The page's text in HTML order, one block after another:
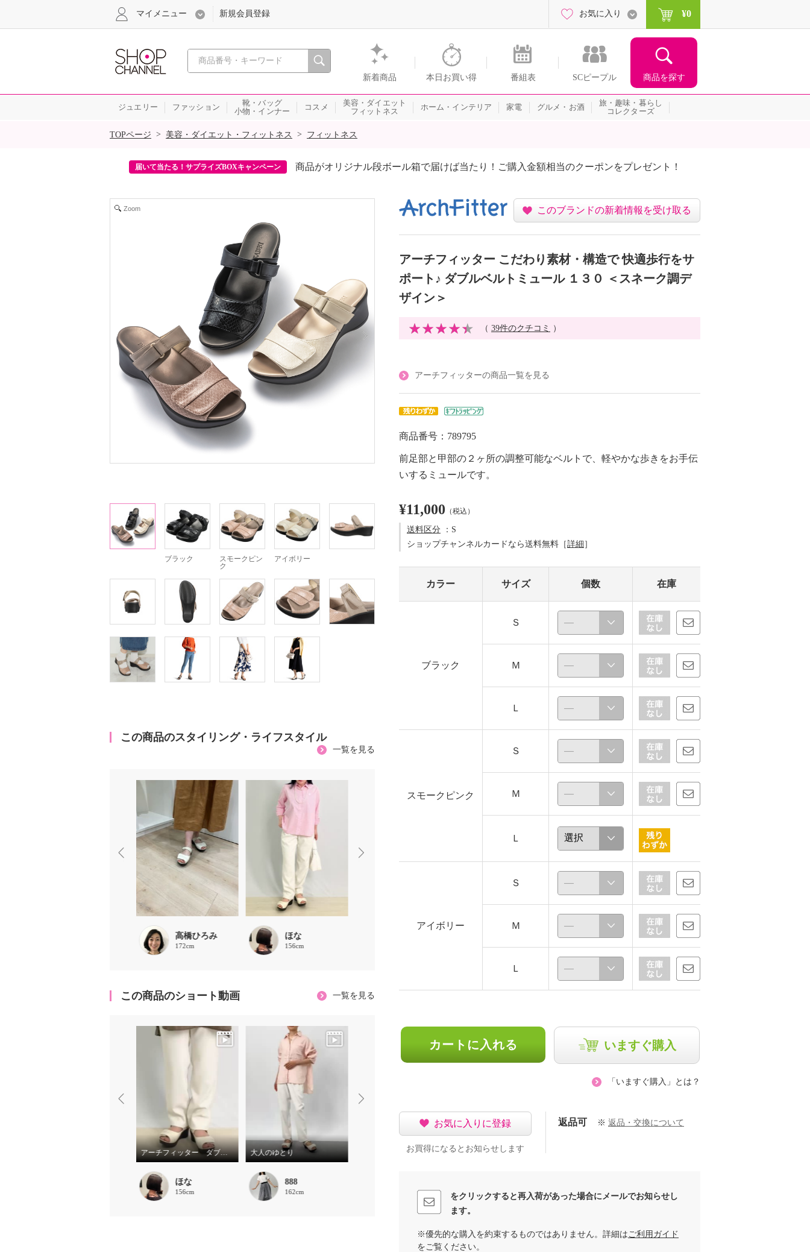
心おどる、瞬間を。通販・テレビショッピングのショップチャンネル
新着商品 本日お買い得 番組表 SCピープル 商品を探す
マイメニュー 新規会員登録 お気に入り ¥0
ジュエリー ファッション
靴・バッグ
小物・インナー
コスメ
美容・ダイエット
フィットネス
ホーム・インテリア 家電 グルメ・お酒
旅・趣味・暮らし
コレクターズ
SALE
TOPページ > 美容・ダイエット・フィットネス > フィットネス
届いて当たる！サプライズBOXキャンペーン 商品がオリジナル段ボール箱で届けば当たり！ご購入金額相当のクーポンをプレゼント！
Zoom
ブラック
スモークピン
ク
アイボリー
この商品のスタイリング・ライフスタイル
一覧を見る
高橋ひろみ
172cm
ほな
156cm 156cm
saka
163cm
この商品のショート動画 一覧を見る
アーチフィッター ダブルベルトミュール１３０☆
ほな
156cm
大人のゆとり
888
162cm
いつものサイズで！
167cm 156cm
このブランドの新着情報を受け取る
アーチフィッター こだわり素材・構造で 快適歩行をサ
ポート♪ ダブルベルトミュール １３０ ＜スネーク調デ
ザイン＞
（ 39件のクチコミ ）
アーチフィッターの商品一覧を見る
商品番号：789795
前足部と甲部の２ヶ所の調整可能なベルトで、軽やかな歩きをお手伝
いするミュールです。
¥11,000 （税込）
送料区分 ：S
ショップチャンネルカードなら送料無料［詳細 ］
カラー サイズ 個数 在庫
ブラック
Ｓ
Ｍ
Ｌ
スモークピンク
Ｓ
Ｍ
Ｌ
アイボリー
Ｓ
Ｍ
Ｌ
カートに入れる いますぐ購入
「いますぐ購入」とは？
お気に入りに登録
お買得になるとお知らせします
返品可 ※ 返品・交換について
をクリックすると再入荷があった場合にメールでお知らせし
ます。
※優先的な購入を約束するものではありません。詳細は ご利用ガイド
をご覧ください。